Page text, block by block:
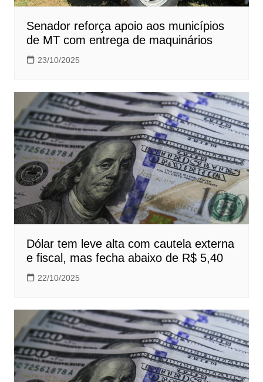
Senador reforça apoio aos municípios
de MT com entrega de maquinários
23/10/2025
Dólar tem leve alta com cautela externa
e fiscal, mas fecha abaixo de R$ 5,40
22/10/2025